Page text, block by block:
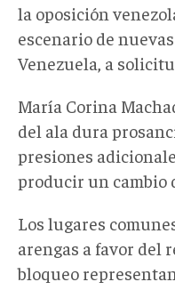
la oposición
escenario de
Venezuela, a
María Corina
del ala dura
presiones
producir un cambio
Los lugares
arengas a favor del
bloqueo